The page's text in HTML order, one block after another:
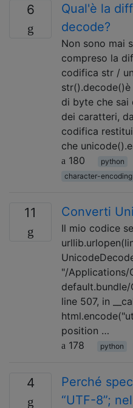
6
Qual'è la
decode?
Non sono mai
compreso la
codifica str /
di byte che sai
dei caratteri,
codifica
che
180
python
character-encoding
11 Converti
Il mio codice
"/Applications/
line 507, in
position …
178
python
4
Perché
“UTF-8”;